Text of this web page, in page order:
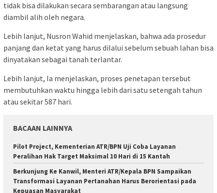
tidak bisa dilakukan secara sembarangan atau langsung
diambil alih oleh negara.
‎Lebih lanjut, Nusron Wahid menjelaskan, bahwa ada prosedur
panjang dan ketat yang harus dilalui sebelum sebuah lahan bisa
dinyatakan sebagai tanah terlantar.
‎Lebih lanjut, Ia menjelaskan, proses penetapan tersebut
membutuhkan waktu hingga lebih dari satu setengah tahun
atau sekitar 587 hari.
BACAAN LAINNYA
Pilot Project, Kementerian ATR/BPN Uji Coba Layanan
Peralihan Hak Target Maksimal 10 Hari di 15 Kantah
Berkunjung Ke Kanwil, Menteri ATR/Kepala BPN Sampaikan
Transformasi Layanan Pertanahan Harus Berorientasi pada
Kepuasan Masyarakat